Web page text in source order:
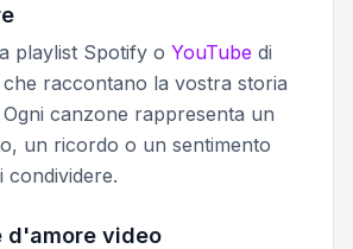
playlist Spotify o YouTube di
raccontano la vostra storia
Ogni canzone rappresenta un
un ricordo o un sentimento
condividere.
d'amore video